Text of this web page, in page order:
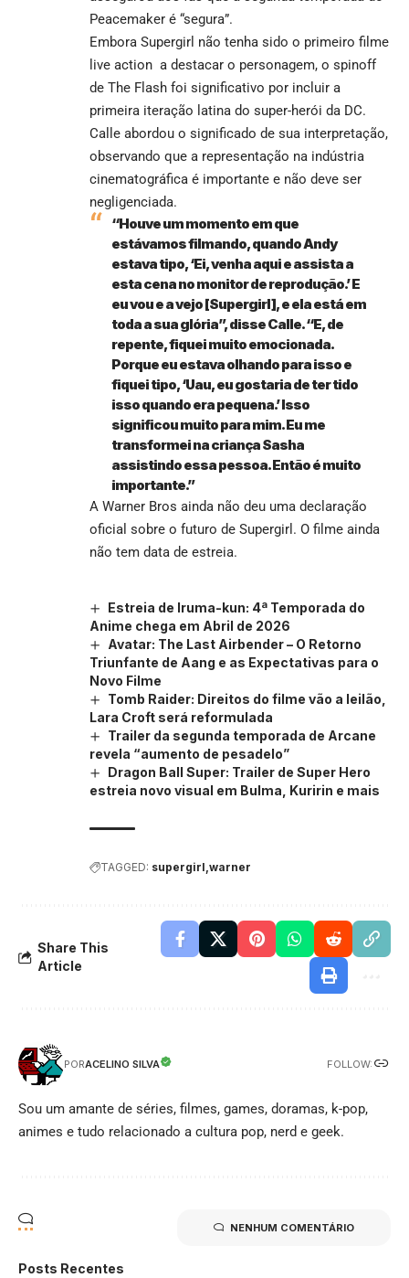
Peacemaker é “segura”.
Embora Supergirl não tenha sido o primeiro filme
live action a destacar o personagem, o spinoff
de The Flash foi significativo por incluir a
primeira iteração latina do super-herói da DC.
Calle abordou o significado de sua interpretação,
observando que a representação na indústria
cinematográfica é importante e não deve ser
negligenciada.
“Houve um momento em que
estávamos filmando, quando Andy
estava tipo, ‘Ei, venha aqui e assista a
esta cena no monitor de reprodução.’ E
eu vou e a vejo [Supergirl], e ela está em
toda a sua glória”, disse Calle. “E, de
repente, fiquei muito emocionada.
Porque eu estava olhando para isso e
fiquei tipo, ‘Uau, eu gostaria de ter tido
isso quando era pequena.’ Isso
significou muito para mim. Eu me
transformei na criança Sasha
assistindo essa pessoa. Então é muito
importante.”
A Warner Bros ainda não deu uma declaração
oficial sobre o futuro de Supergirl. O filme ainda
não tem data de estreia.
Estreia de Iruma-kun: 4ª Temporada do
Anime chega em Abril de 2026
Avatar: The Last Airbender – O Retorno
Triunfante de Aang e as Expectativas para o
Novo Filme
Tomb Raider: Direitos do filme vão a leilão,
Lara Croft será reformulada
Trailer da segunda temporada de Arcane
revela “aumento de pesadelo”
Dragon Ball Super: Trailer de Super Hero
estreia novo visual em Bulma, Kuririn e mais
TAGGED: supergirl warner
Share This
Article
PORACELINO SILVA FOLLOW:
Sou um amante de séries, filmes, games, doramas, k-pop,
animes e tudo relacionado a cultura pop, nerd e geek.
NENHUM COMENTÁRIO
Posts Recentes